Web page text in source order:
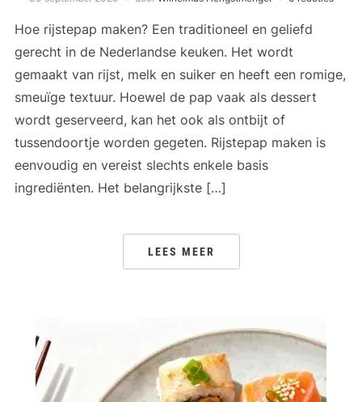
Hoe rijstepap maken? Een traditioneel en geliefd
gerecht in de Nederlandse keuken. Het wordt
gemaakt van rijst, melk en suiker en heeft een romige,
smeuïge textuur. Hoewel de pap vaak als dessert
wordt geserveerd, kan het ook als ontbijt of
tussendoortje worden gegeten. Rijstepap maken is
eenvoudig en vereist slechts enkele basis
ingrediënten. Het belangrijkste […]
LEES MEER